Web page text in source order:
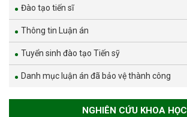
Đào tạo tiến sĩ
Thông tin Luận án
Tuyển sinh đào tạo Tiến sỹ
Danh mục luận án đã bảo vệ thành công
NGHIÊN CỨU KHOA HỌC